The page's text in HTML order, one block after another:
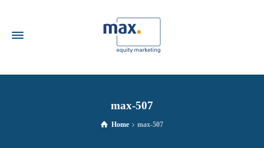
max-507
Home max-507